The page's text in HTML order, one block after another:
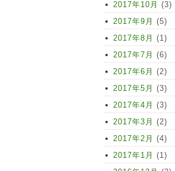
2017年10月 (3)
2017年9月 (5)
2017年8月 (1)
2017年7月 (6)
2017年6月 (2)
2017年5月 (3)
2017年4月 (3)
2017年3月 (2)
2017年2月 (4)
2017年1月 (1)